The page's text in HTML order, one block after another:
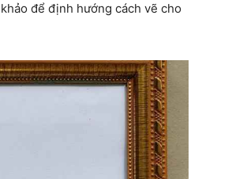
để định hướng cách vẽ cho